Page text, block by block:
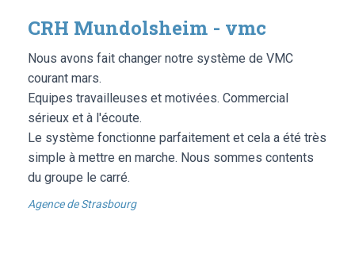
CRH Mundolsheim - vmc
Nous avons fait changer notre système de VMC
courant mars.
Equipes travailleuses et motivées. Commercial
sérieux et à l'écoute.
Le système fonctionne parfaitement et cela a été très
simple à mettre en marche. Nous sommes contents
du groupe le carré.
Agence de Strasbourg